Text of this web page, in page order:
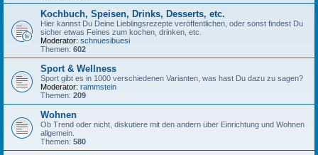
Kochbuch, Speisen, Drinks, Desserts, etc.
Hier kannst Du Deine Lieblingsrezepte veröffentlichen, oder sonst findest Du
sicher etwas Feines zum kochen, drinken, etc.
Moderator: schnuesibuesi
Themen: 602
Sport & Wellness
Sport gibt es in 1000 verschiedenen Varianten, was hast Du dazu zu sagen?
Moderator: rammstein
Themen: 209
Wohnen
Ob Trend oder nicht, diskutiere mit den andern über Einrichtung und Wohnen
allgemein.
Themen: 580